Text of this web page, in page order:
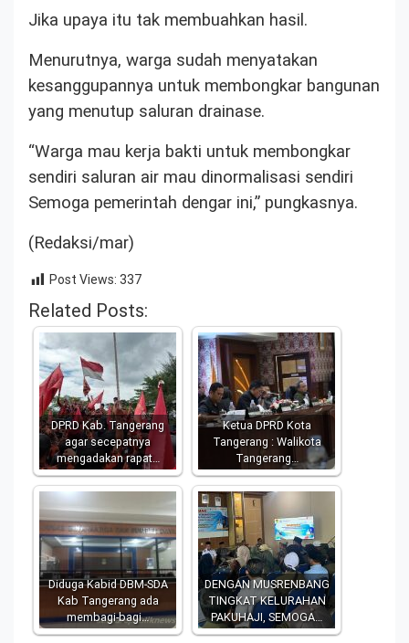
Jika upaya itu tak membuahkan hasil.
Menurutnya, warga sudah menyatakan
kesanggupannya untuk membongkar bangunan
yang menutup saluran drainase.
“Warga mau kerja bakti untuk membongkar
sendiri saluran air mau dinormalisasi sendiri
Semoga pemerintah dengar ini,” pungkasnya.
(Redaksi/mar)
Post Views: 337
Related Posts:
DPRD Kab. Tangerang
agar secepatnya
mengadakan rapat…
Ketua DPRD Kota
Tangerang : Walikota
Tangerang…
Diduga Kabid DBM-SDA
Kab Tangerang ada
membagi-bagi…
DENGAN MUSRENBANG
TINGKAT KELURAHAN
PAKUHAJI, SEMOGA…